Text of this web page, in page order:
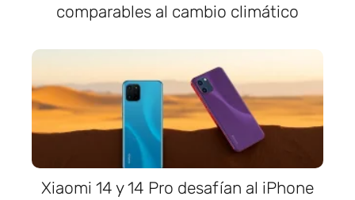
comparables al cambio climático
Xiaomi 14 y 14 Pro desafían al iPhone